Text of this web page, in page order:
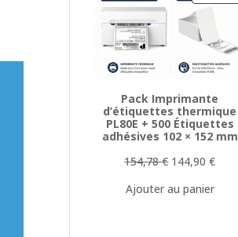
Pack Imprimante
d’étiquettes thermique
PL80E + 500 Étiquettes
adhésives 102 × 152 mm
154,78€ Le
initial
144,90€Le
Ajouter au panier